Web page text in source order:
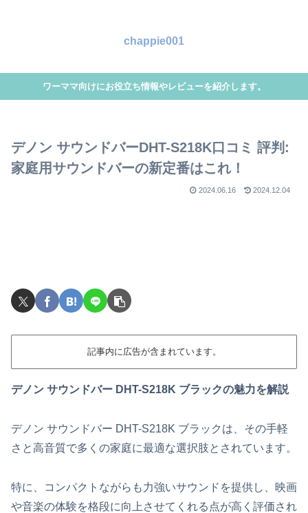
chappie001
ワーママ向けにお役立ち情報やレビューを紹介します。
デノン サウンドバーDHT-S218K口コミ 評判:
家庭用サウンドバーの新定番はこれ！
2024.06.16 2024.12.04
記事内に広告が含まれています。
デノン サウンドバー DHT-S218K ブラックの魅力を解説
デノン サウンドバー DHT-S218K ブラックは、その手軽
さと高音質で多くの家庭に最適な選択肢とされています。
特に、コンパクトながらも力強いサウンドを提供し、映画
や音楽の体験を格段に向上させてくれる点が高く評価され